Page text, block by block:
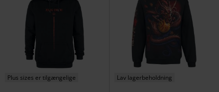
Plus sizes er tilgængelige Lav lagerbeholdning